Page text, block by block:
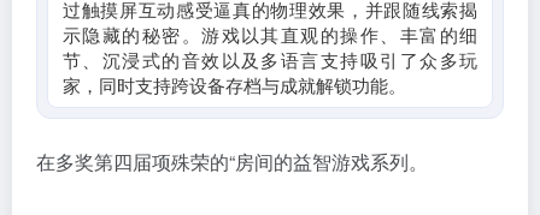
过触摸屏互动感受逼真的物理效果，并跟随线索揭
示隐藏的秘密。游戏以其直观的操作、丰富的细
节、沉浸式的音效以及多语言支持吸引了众多玩
家，同时支持跨设备存档与成就解锁功能。
在多奖第四届项殊荣的“房间的益智游戏系列。